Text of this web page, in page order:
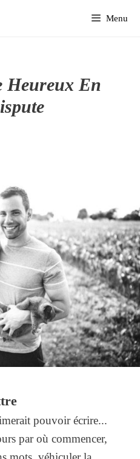
Menu
Heureux En
pouvoir écrire...
par où commencer,